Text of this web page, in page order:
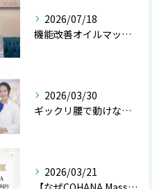
2026/07/18
機能改善オイルマッサージ@銀座
2026/03/30
ギックリ腰で動けない状態からご来店されたお客様より
2026/03/21